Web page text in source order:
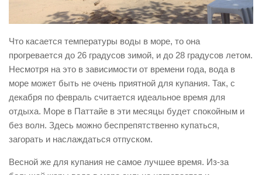
Что касается температуры воды в море, то она
прогревается до 26 градусов зимой, и до 28 градусов летом.
Несмотря на это в зависимости от времени года, вода в
море может быть не очень приятной для купания. Так, с
декабря по февраль считается идеальное время для
отдыха. Море в Паттайе в эти месяцы будет спокойным и
без волн. Здесь можно беспрепятственно купаться,
загорать и наслаждаться отпуском.
Весной же для купания не самое лучшее время. Из-за